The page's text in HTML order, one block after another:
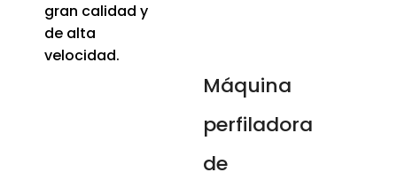
gran calidad y
de alta
velocidad.
Máquina
perfiladora
de